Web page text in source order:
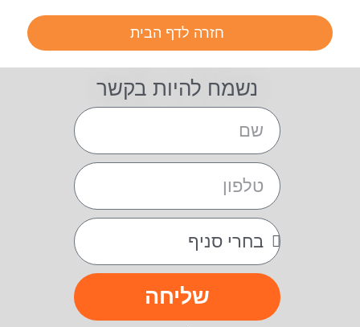
חזרה לדף הבית
נשמח להיות בקשר
שליחה